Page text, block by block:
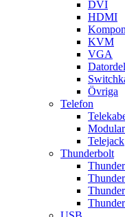
DVI
HDMI
KVM
VGA
Övriga
Telefon
Telejack
Thunderbolt